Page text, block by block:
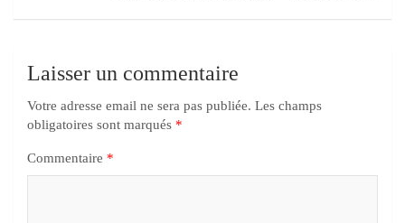
Laisser un commentaire
Votre adresse email ne sera pas publiée. Les champs
obligatoires sont marqués *
Commentaire *